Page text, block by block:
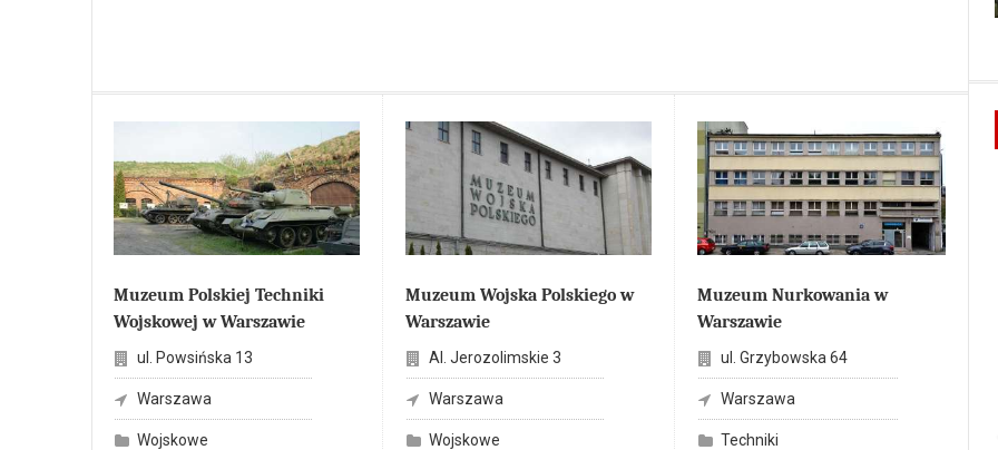
Muzeum Polskiej Techniki
Wojskowej w Warszawie
ul. Powsińska 13
Warszawa
Wojskowe
Muzeum Wojska Polskiego w
Warszawie
Al. Jerozolimskie 3
Warszawa
Wojskowe
Muzeum Nurkowania w
Warszawie
ul. Grzybowska 64
Warszawa
Techniki